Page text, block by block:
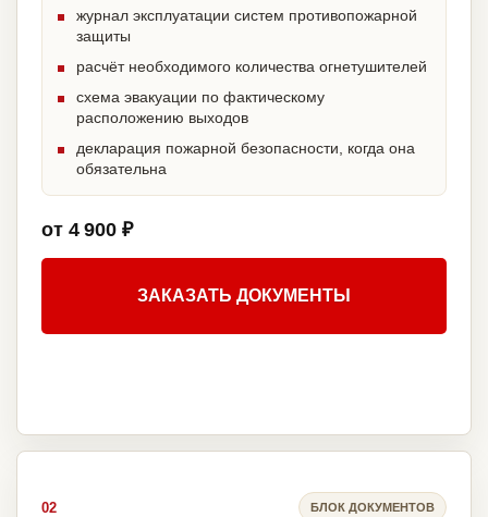
журнал эксплуатации систем противопожарной
защиты
расчёт необходимого количества огнетушителей
схема эвакуации по фактическому
расположению выходов
декларация пожарной безопасности, когда она
обязательна
от 4 900 ₽
ЗАКАЗАТЬ ДОКУМЕНТЫ
02 БЛОК ДОКУМЕНТОВ